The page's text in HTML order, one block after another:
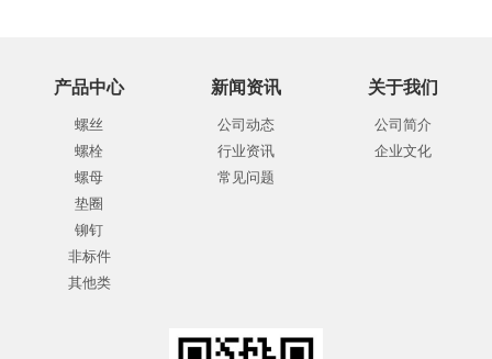
产品中心
螺丝
螺栓
螺母
垫圈
铆钉
非标件
其他类
新闻资讯
公司动态
行业资讯
常见问题
关于我们
公司简介
企业文化